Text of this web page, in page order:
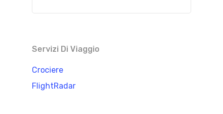
Servizi Di Viaggio
Crociere
FlightRadar